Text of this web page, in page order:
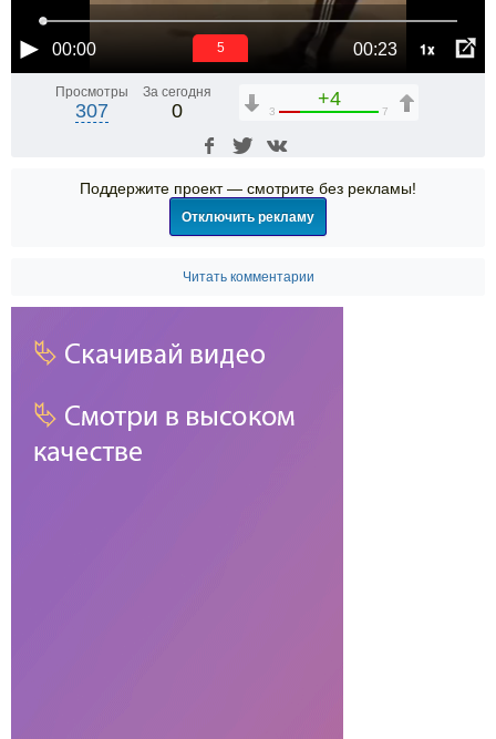
00:00 00:23 1x
5
Просмотры
307
За сегодня
0
+4
3 7
Поддержите проект — смотрите без рекламы!
Отключить рекламу
Читать комментарии